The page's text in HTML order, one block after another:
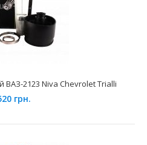
семейства ЗАЗ-Таврия
Sens и их модификаций...
2123 Niva Chevrolet Trialli
грн.